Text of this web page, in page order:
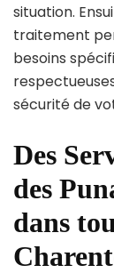
situation.
traitement
besoins
sécurité de
Des
des
dans